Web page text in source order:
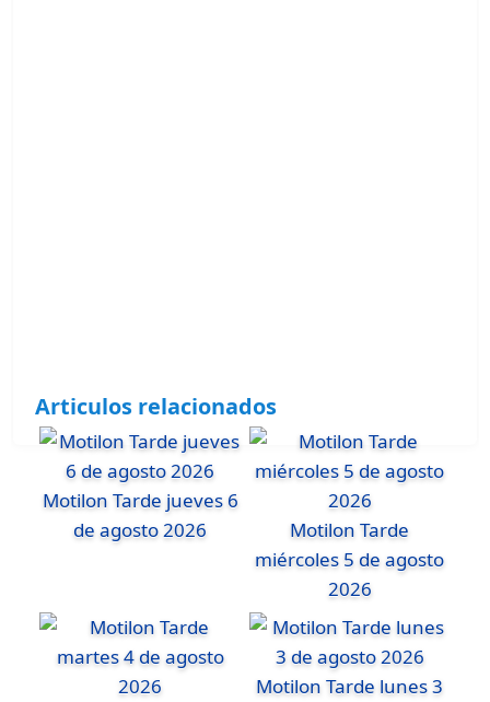
Articulos relacionados
Motilon Tarde jueves 6
de agosto 2026
Motilon Tarde
miércoles 5 de agosto
2026
Motilon Tarde lunes 3